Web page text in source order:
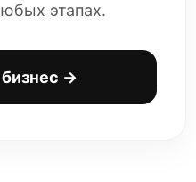
этапах.
→